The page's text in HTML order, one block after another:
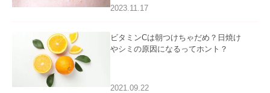
2023.11.17
ビタミンCは朝つけちゃだめ？日焼け
やシミの原因になるってホント？
2021.09.22